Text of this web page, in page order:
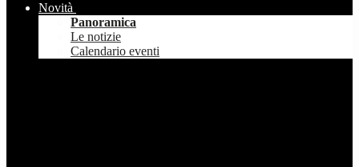
Novità
Panoramica
Le notizie
Calendario eventi